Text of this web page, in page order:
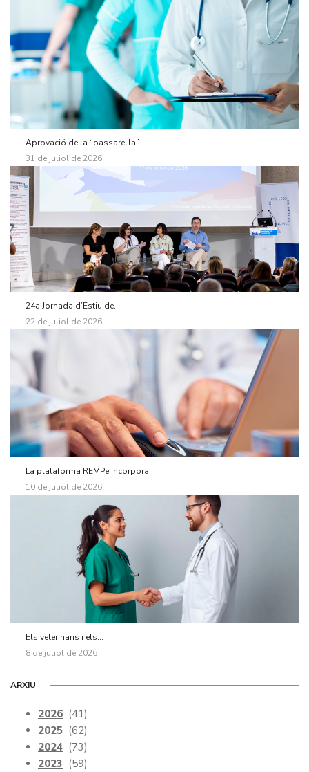
Aprovació de la “passarel·la”...
31 de juliol de 2026
24a Jornada d’Estiu de...
22 de juliol de 2026
La plataforma REMPe incorpora...
10 de juliol de 2026
Els veterinaris i els...
8 de juliol de 2026
ARXIU
2026 (41)
2025 (62)
2024 (73)
2023 (59)